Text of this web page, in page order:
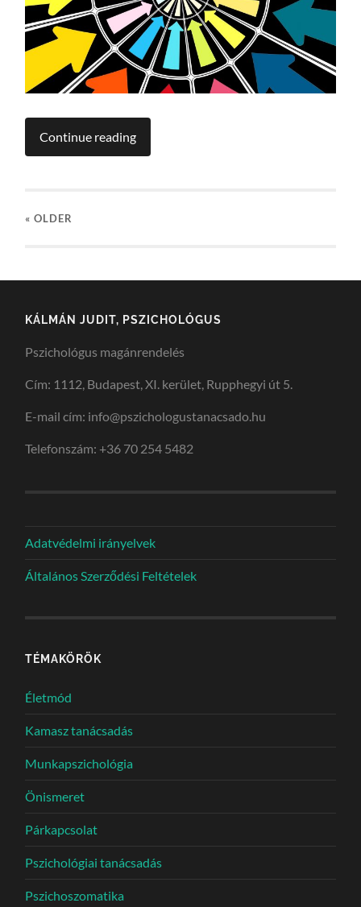
Continue reading
« OLDER
KÁLMÁN JUDIT, PSZICHOLÓGUS
Pszichológus magánrendelés
Cím: 1112, Budapest, XI. kerület, Rupphegyi út 5.
E-mail cím: info@pszichologustanacsado.hu
Telefonszám: +36 70 254 5482
Adatvédelmi irányelvek
Általános Szerződési Feltételek
TÉMAKÖRÖK
Életmód
Kamasz tanácsadás
Munkapszichológia
Önismeret
Párkapcsolat
Pszichológiai tanácsadás
Pszichoszomatika